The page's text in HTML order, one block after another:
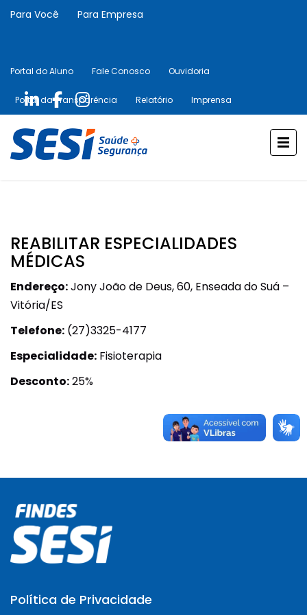
Para Você Para Empresa
Portal do Aluno Fale Conosco Ouvidoria
Portal da Transparência Relatório Imprensa
REABILITAR ESPECIALIDADES
MÉDICAS
Endereço:Jony João de Deus, 60, Enseada do Suá –
Vitória/ES
Telefone: (27)3325-4177
Especialidade: Fisioterapia
Desconto:25%
Política de Privacidade